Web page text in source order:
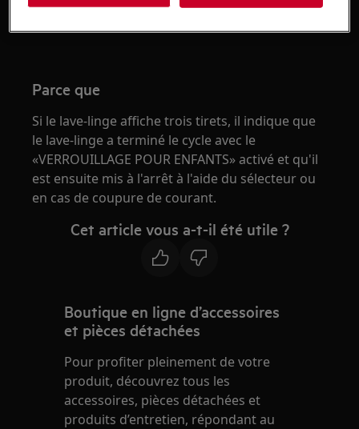
ici
Parce que
Si le lave-linge affiche trois tirets, il indique que
le lave-linge a terminé le cycle avec le
«VERROUILLAGE POUR ENFANTS» activé et qu'il
est ensuite mis à l'arrêt à l'aide du sélecteur ou
en cas de coupure de courant.
Cet article vous a-t-il été utile ?
Boutique en ligne d’accessoires
et pièces détachées
Pour profiter pleinement de votre
produit, découvrez tous les
accessoires, pièces détachées et
produits d’entretien, répondant au